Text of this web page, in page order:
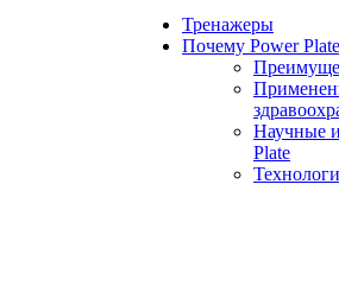
Тренажеры
Почему Power
Научные
Plate